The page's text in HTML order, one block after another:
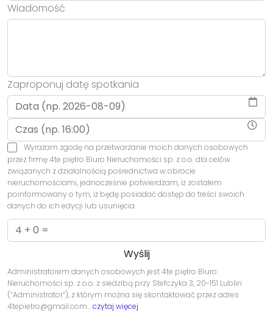
Wiadomość
Zaproponuj datę spotkania
Wyrażam zgodę na przetwarzanie moich danych osobowych
przez firmę 4te piętro Biuro Nieruchomości sp. z o.o. dla celów
związanych z działalnością pośrednictwa w obrocie
nieruchomościami, jednocześnie potwierdzam, iż zostałem
poinformowany o tym, iż będę posiadać dostęp do treści swoich
danych do ich edycji lub usunięcia.
Administratorem danych osobowych jest 4te piętro Biuro
Nieruchomości sp. z o.o. z siedzibą przy Stefczyka 3, 20-151 Lublin
(“Administrator”), z którym można się skontaktować przez adres
4tepietro@gmail.com…czytaj więcej